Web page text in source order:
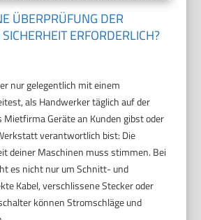
ÜBERPRÜFUNG DER
ERFORDERLICH?
nur gelegentlich mit einem
als Handwerker täglich auf der
Geräte an Kunden gibst oder
verantwortlich bist: Die
deiner Maschinen muss stimmen. Bei
es nicht nur um Schnitt- und
Kabel, verschlissene Stecker oder
können Stromschläge und